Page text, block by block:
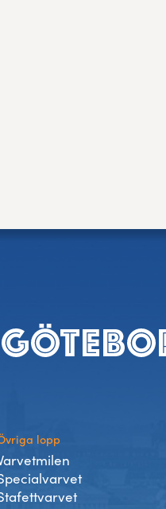
lopp